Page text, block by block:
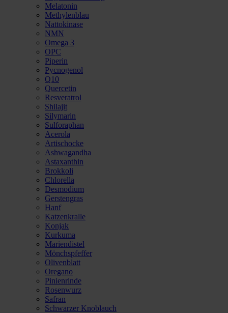
Melatonin
Methylenblau
Nattokinase
NMN
Omega 3
OPC
Piperin
Pycnogenol
Q10
Quercetin
Resveratrol
Shilajit
Silymarin
Sulforaphan
Acerola
Artischocke
Ashwagandha
Astaxanthin
Brokkoli
Chlorella
Desmodium
Gerstengras
Hanf
Katzenkralle
Konjak
Kurkuma
Mariendistel
Mönchspfeffer
Olivenblatt
Oregano
Pinienrinde
Rosenwurz
Safran
Schwarzer Knoblauch